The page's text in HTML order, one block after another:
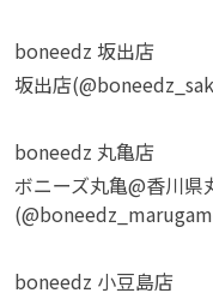
boneedz 坂出店
坂出店
boneedz 丸亀店
ボニーズ丸亀@香川
boneedz 小豆島店